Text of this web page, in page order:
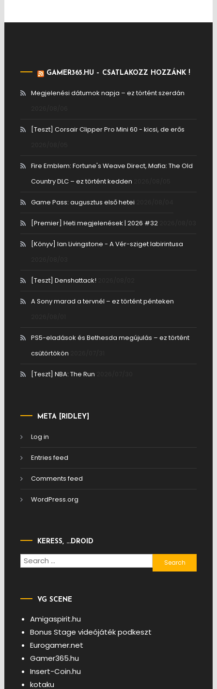
GAMER365.HU – CSATLAKOZZ HOZZÁNK !
Megjelenési dátumok napja – ez történt szerdán
[Teszt] Corsair Clipper Pro Mini 60 - kicsi, de erős
Fire Emblem: Fortune's Weave Direct, Mafia: The Old
Country DLC – ez történt kedden
Game Pass: augusztus első hetei
[Premier] Heti megjelenések | 2026 #32
[Könyv] Ian Livingstone - A Vér-sziget labirintusa
[Teszt] Denshattack!
A Sony marad a tervnél – ez történt pénteken
PS5-eladások és Bethesda megújulás – ez történt
csütörtökön
[Teszt] NBA: The Run
META [RIDLEY]
Log in
Entries feed
Comments feed
WordPress.org
KERESS, …DROID
Search
for:
VG SCENE
Amigaspirit.hu
Bonus Stage videójáték podkeszt
Eurogamer.net
Gamer365.hu
Insert-Coin.hu
kotaku